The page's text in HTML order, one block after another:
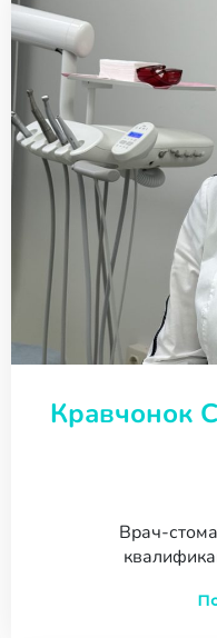
Кравчонок
Врач-